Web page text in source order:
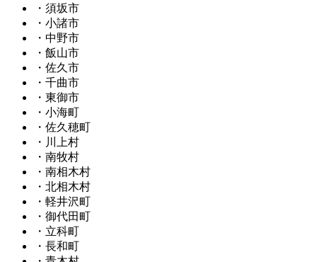
・須坂市
・小諸市
・中野市
・飯山市
・佐久市
・千曲市
・東御市
・小海町
・佐久穂町
・川上村
・南牧村
・南相木村
・北相木村
・軽井沢町
・御代田町
・立科町
・長和町